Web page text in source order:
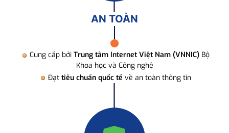
AN TOÀN
Cung cấp bởi Trung tâm Internet Việt Nam (VNNIC) Bộ
Khoa học và Công nghệ
Đạt tiêu chuẩn quốc tế về an toàn thông tin